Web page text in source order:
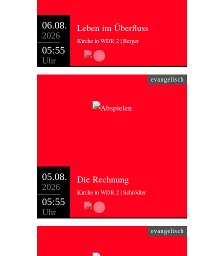
06.08.
2026
05:55
Uhr
Leben im Überfluss
Kirche in WDR 2 | Berger
evangelisch
05.08.
2026
05:55
Uhr
Die Rechnung
Kirche in WDR 2 | Schrödter
evangelisch